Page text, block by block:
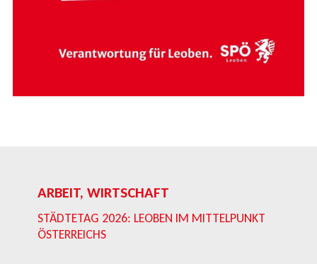
ARBEIT, WIRTSCHAFT
STÄDTETAG 2026: LEOBEN IM MITTELPUNKT
ÖSTERREICHS